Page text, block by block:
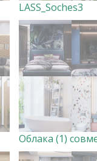
LASS_Soches3